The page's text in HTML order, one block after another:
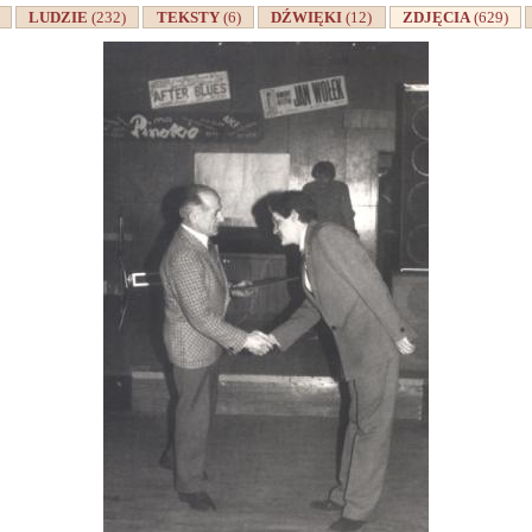
LUDZIE(232) TEKSTY (6) DŹWIĘKI(12) ZDJĘCIA(629)